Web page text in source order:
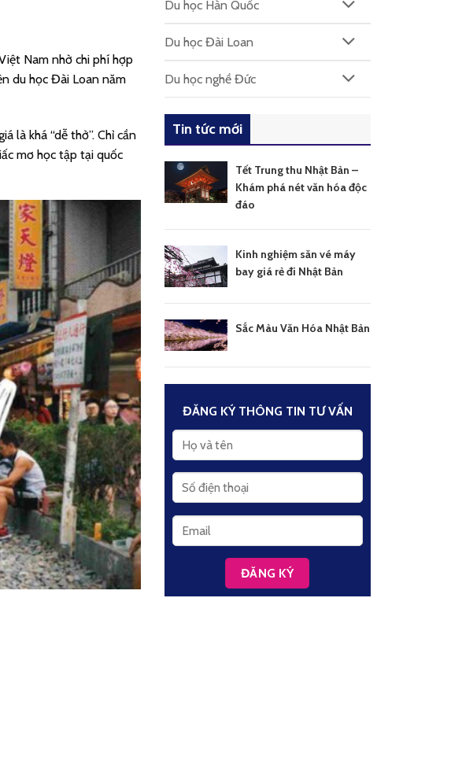
Nam nhờ chi phí hợp
du học Đài Loan năm
là khá “dễ thở”. Chỉ cần
mơ học tập tại quốc
Du học Hàn Quốc
Du học Đài Loan
Du học nghề Đức
Tin tức mới
Tết Trung thu Nhật Bản –
Khám phá nét văn hóa độc
đáo
Kinh nghiệm săn vé máy
bay giá rẻ đi Nhật Bản
Sắc Màu Văn Hóa Nhật Bản
ĐĂNG KÝ THÔNG TIN TƯ VẤN